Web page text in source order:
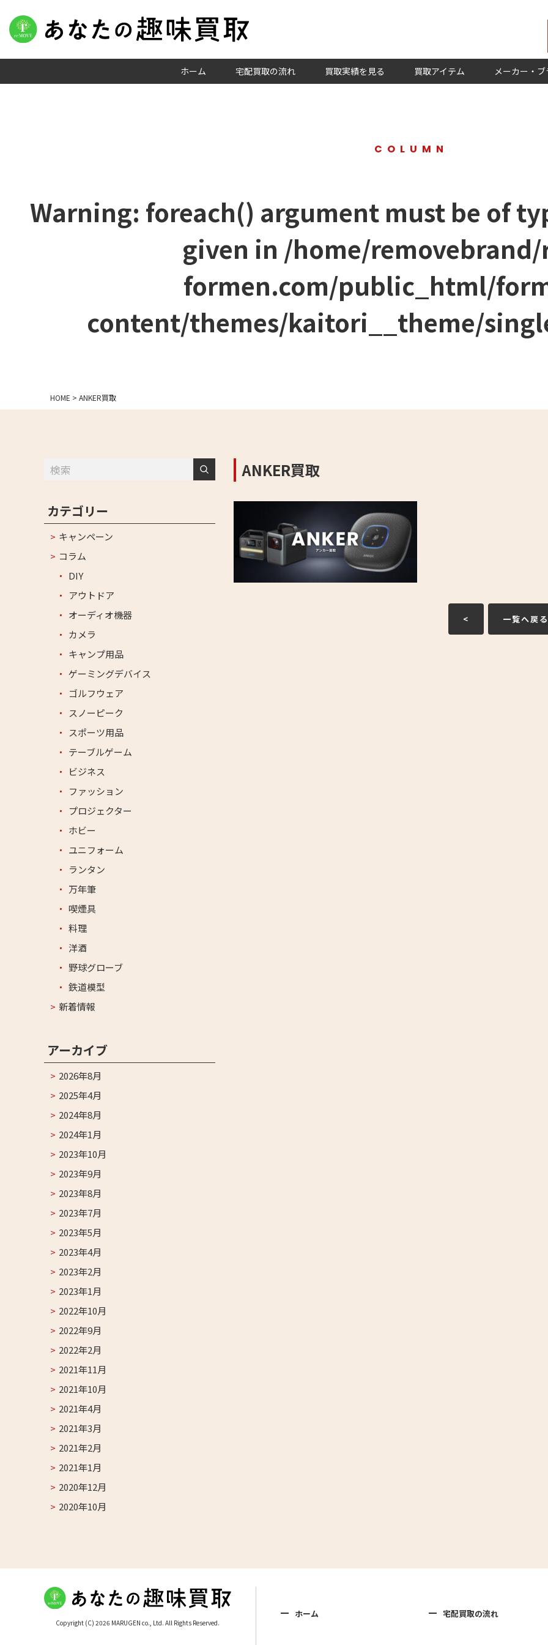
ホーム 宅配買取の流れ 買取実績を見る 買取アイテム メーカー・
COLUMN
Warning: foreach() argument must be of
given in /home/removebrand/
formen.com/public_html/
content/themes/kaitori__theme/
HOME > ANKER買取
ANKER買取
< 一覧へ戻る
カテゴリー
キャンペーン
コラム
DIY
アウトドア
オーディオ機器
カメラ
キャンプ用品
ゲーミングデバイス
ゴルフウェア
スノーピーク
スポーツ用品
テーブルゲーム
ビジネス
ファッション
プロジェクター
ホビー
ユニフォーム
ランタン
万年筆
喫煙具
料理
洋酒
野球グローブ
鉄道模型
新着情報
アーカイブ
2026年8月
2025年4月
2024年8月
2024年1月
2023年10月
2023年9月
2023年8月
2023年7月
2023年5月
2023年4月
2023年2月
2023年1月
2022年10月
2022年9月
2022年2月
2021年11月
2021年10月
2021年4月
2021年3月
2021年2月
2021年1月
2020年12月
2020年10月
Copyright (C) 2026 MARUGEN co., Ltd. All Rights Reserved.
ホーム 宅配買取の流れ